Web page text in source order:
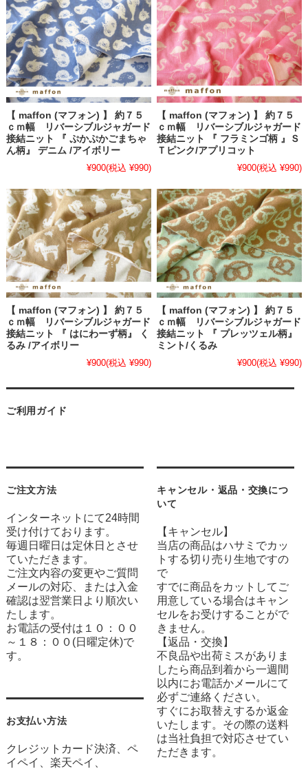
【 maffon (マフォン) 】 約７５
ｃｍ幅 リバーシブルジャガード
接結ニット 『 ぷかぷかごまちゃ
ん柄』 デニム /アイボリー
¥900(税込 ¥990)
【 maffon (マフォン) 】 約７５
ｃｍ幅 リバーシブルジャガード
接結ニット 『 フラミンゴ柄 』Ｓ
Ｔピンク/アプリコット
¥900(税込 ¥990)
【 maffon (マフォン) 】 約７５
ｃｍ幅 リバーシブルジャガード
接結ニット 『 はにわーず柄』 く
るみ /アイボリー
¥900(税込 ¥990)
【 maffon (マフォン) 】 約７５
ｃｍ幅 リバーシブルジャガード
接結ニット 『 プレッツェル柄』
ミント/くるみ
¥900(税込 ¥990)
ご利用ガイド
ご注文方法
インターネットにて24時間
受け付けております。
毎週日曜日は定休日とさせ
ていただきます。
ご注文内容の変更やご質問
メールの対応、または入金
確認は翌営業日より順次い
たします。
お電話の受付は１０：００
～１８：００(日曜定休)で
す。
お支払い方法
クレジットカード決済、ペ
イペイ、楽天ペイ、
キャンセル・返品・交換につ
いて
【キャンセル】
当店の商品はハサミでカッ
トする切り売り生地ですの
で
すでに商品をカットしてご
用意している場合はキャン
セルをお受けすることがで
きません。
【返品・交換】
不良品や出荷ミスがありま
したら商品到着から一週間
以内にお電話かメールにて
必ずご連絡ください。
すぐにお取替えするか返金
いたします。その際の送料
は当社負担で対応させてい
ただきます。